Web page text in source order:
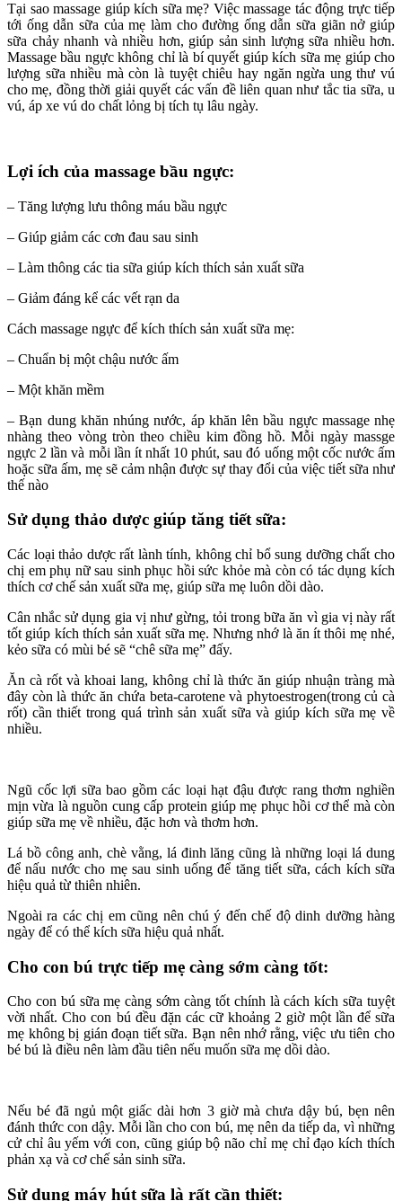
Tại sao massage giúp kích sữa mẹ? Việc massage tác động trực tiếp
tới ống dẫn sữa của mẹ làm cho đường ống dẫn sữa giãn nở giúp
sữa chảy nhanh và nhiều hơn, giúp sản sinh lượng sữa nhiều hơn.
Massage bầu ngực không chỉ là bí quyết giúp kích sữa mẹ giúp cho
lượng sữa nhiều mà còn là tuyệt chiêu hay ngăn ngừa ung thư vú
cho mẹ, đồng thời giải quyết các vấn đề liên quan như tắc tia sữa, u
vú, áp xe vú do chất lỏng bị tích tụ lâu ngày.
Lợi ích của massage bầu ngực:
– Tăng lượng lưu thông máu bầu ngực
– Giúp giảm các cơn đau sau sinh
– Làm thông các tia sữa giúp kích thích sản xuất sữa
– Giảm đáng kể các vết rạn da
Cách massage ngực để kích thích sản xuất sữa mẹ:
– Chuẩn bị một chậu nước ấm
– Một khăn mềm
– Bạn dung khăn nhúng nước, áp khăn lên bầu ngực massage nhẹ
nhàng theo vòng tròn theo chiều kim đồng hồ. Mỗi ngày massge
ngực 2 lần và mỗi lần ít nhất 10 phút, sau đó uống một cốc nước ấm
hoặc sữa ấm, mẹ sẽ cảm nhận được sự thay đổi của việc tiết sữa như
thế nào
Sử dụng thảo dược giúp tăng tiết sữa:
Các loại thảo dược rất lành tính, không chỉ bổ sung dưỡng chất cho
chị em phụ nữ sau sinh phục hồi sức khỏe mà còn có tác dụng kích
thích cơ chế sản xuất sữa mẹ, giúp sữa mẹ luôn dồi dào.
Cân nhắc sử dụng gia vị như gừng, tỏi trong bữa ăn vì gia vị này rất
tốt giúp kích thích sản xuất sữa mẹ. Nhưng nhớ là ăn ít thôi mẹ nhé,
kẻo sữa có mùi bé sẽ “chê sữa mẹ” đấy.
Ăn cà rốt và khoai lang, không chỉ là thức ăn giúp nhuận tràng mà
đây còn là thức ăn chứa beta-carotene và phytoestrogen(trong củ cà
rốt) cần thiết trong quá trình sản xuất sữa và giúp kích sữa mẹ về
nhiều.
Ngũ cốc lợi sữa bao gồm các loại hạt đậu được rang thơm nghiền
mịn vừa là nguồn cung cấp protein giúp mẹ phục hồi cơ thể mà còn
giúp sữa mẹ về nhiều, đặc hơn và thơm hơn.
Lá bồ công anh, chè vằng, lá đinh lăng cũng là những loại lá dung
để nấu nước cho mẹ sau sinh uống để tăng tiết sữa, cách kích sữa
hiệu quả từ thiên nhiên.
Ngoài ra các chị em cũng nên chú ý đến chế độ dinh dưỡng hàng
ngày để có thể kích sữa hiệu quả nhất.
Cho con bú trực tiếp mẹ càng sớm càng tốt:
Cho con bú sữa mẹ càng sớm càng tốt chính là cách kích sữa tuyệt
vời nhất. Cho con bú đều đặn các cữ khoảng 2 giờ một lần để sữa
mẹ không bị gián đoạn tiết sữa. Bạn nên nhớ rằng, việc ưu tiên cho
bé bú là điều nên làm đầu tiên nếu muốn sữa mẹ dồi dào.
Nếu bé đã ngủ một giấc dài hơn 3 giờ mà chưa dậy bú, bẹn nên
đánh thức con dậy. Mỗi lần cho con bú, mẹ nên da tiếp da, vì những
cử chỉ âu yếm với con, cũng giúp bộ não chỉ mẹ chỉ đạo kích thích
phản xạ và cơ chế sản sinh sữa.
Sử dụng máy hút sữa là rất cần thiết: